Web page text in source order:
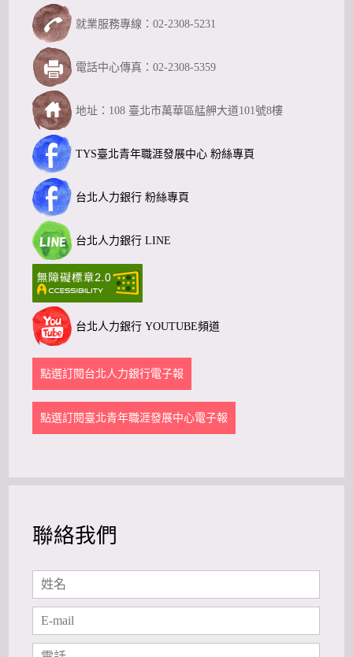
就業服務專線：02-2308-5231
TYS臺北青年職涯發展中心 粉絲專頁
電話中心傳真：02-2308-5359
台北人力銀行 粉絲專頁
地址：108 臺北市萬華區艋舺大道101號8樓
台北人力銀行 LINE
台北人力銀行 YOUTUBE頻道
點選訂閱台北人力銀行電子報
點選訂閱臺北青年職涯發展中心電子報
聯絡我們